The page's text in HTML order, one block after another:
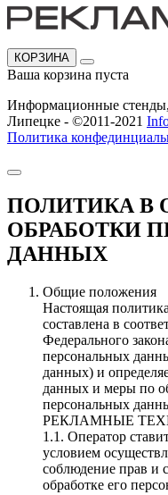
КОРЗИНА
Ваша корзина пуста
Информационные
Липецке - ©2011-2021
Политика
ПОЛИТИКА В
ОБРАБОТКИ
ДАННЫХ
Общие положения
Настоящая
составлена в
Федерального
персональных
данных) и
данных и меры по
персональных
РЕКЛАМНЫЕ
1.1. Оператор
условием
соблюдение прав и
обработке его